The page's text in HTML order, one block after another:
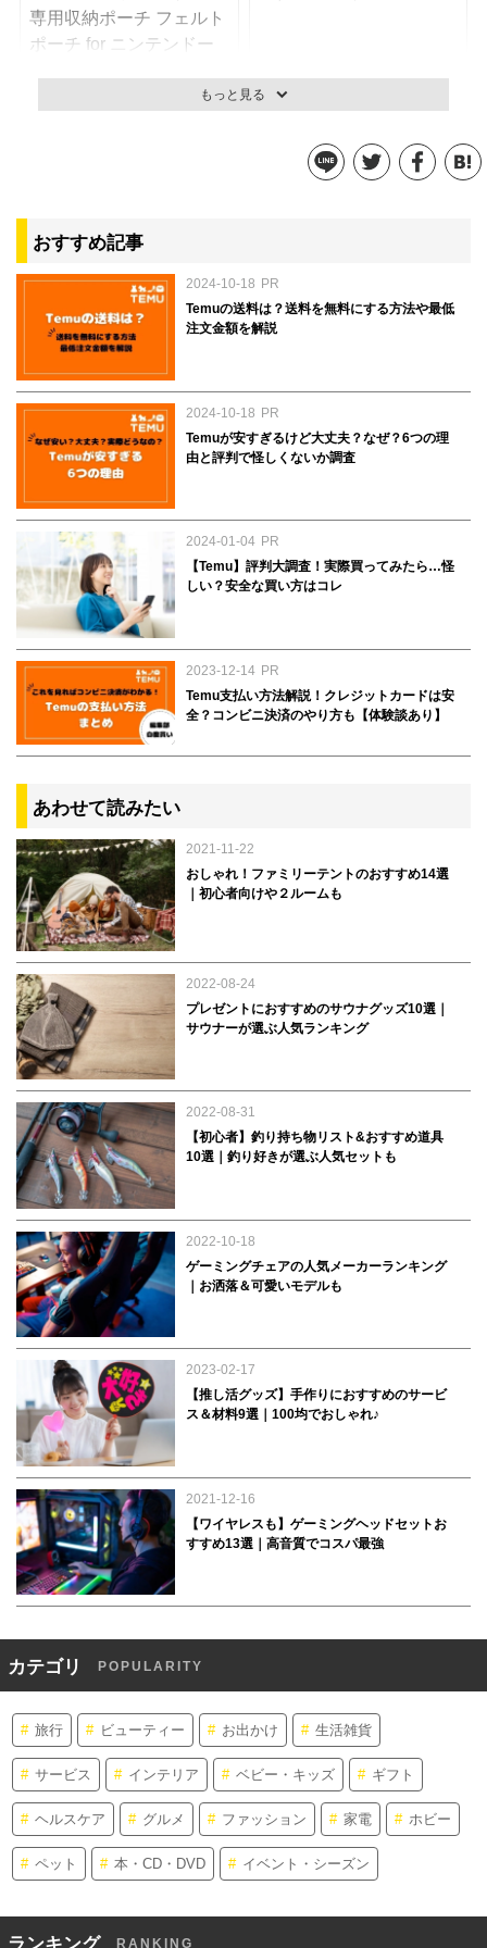
ニンテンドーSwitch
1,280円
商品を見る
もっと見る
おすすめ記事
2024-10-18 PR
Temuの送料は？送料を無料にする方法や最低
注文金額を解説
2024-10-18 PR
Temuが安すぎるけど大丈夫？なぜ？6つの理
由と評判で怪しくないか調査
2024-01-04 PR
【Temu】評判大調査！実際買ってみたら…怪
しい？安全な買い方はコレ
2023-12-14 PR
Temu支払い方法解説！クレジットカードは安
全？コンビニ決済のやり方も【体験談あり】
あわせて読みたい
2021-11-22
おしゃれ！ファミリーテントのおすすめ14選
｜初心者向けや２ルームも
2022-08-24
プレゼントにおすすめのサウナグッズ10選｜
サウナーが選ぶ人気ランキング
2022-08-31
【初心者】釣り持ち物リスト&おすすめ道具
10選｜釣り好きが選ぶ人気セットも
2022-10-18
ゲーミングチェアの人気メーカーランキング
｜お洒落＆可愛いモデルも
2023-02-17
【推し活グッズ】手作りにおすすめのサービ
ス＆材料9選｜100均でおしゃれ♪
2021-12-16
【ワイヤレスも】ゲーミングヘッドセットお
すすめ13選｜高音質でコスパ最強
カテゴリ POPULARITY
旅行 ビューティー お出かけ 生活雑貨
サービス インテリア ベビー・キッズ ギフト
ヘルスケア グルメ ファッション 家電 ホビー
ペット 本・CD・DVD イベント・シーズン
RANKING